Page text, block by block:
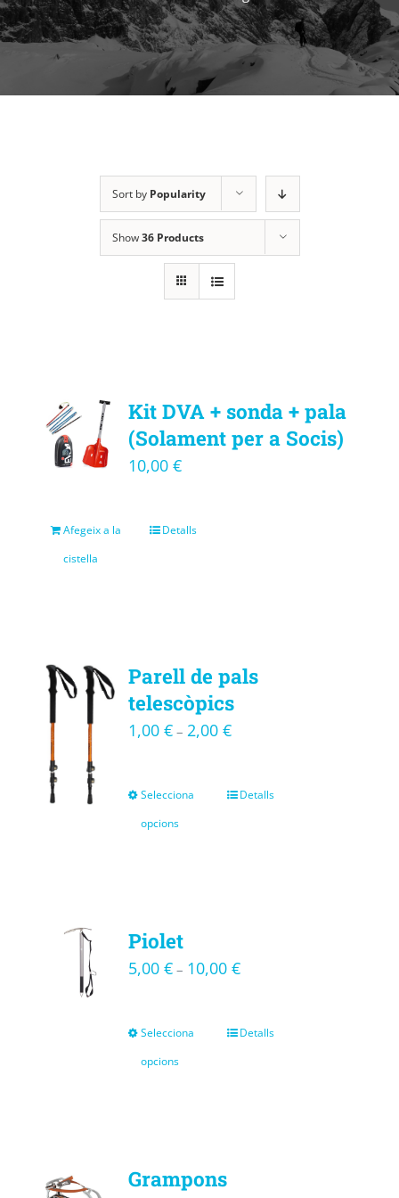
Sort by Popularity
Show36 Products
Kit DVA + sonda + pala
(Solament per a Socis)
10,00 €
Afegeix a la
cistella
Detalls
Parell de pals
telescòpics
1,00 €– 2,00 €
Selecciona
opcions
Detalls
Piolet
5,00 €– 10,00 €
Selecciona
opcions
Detalls
Grampons